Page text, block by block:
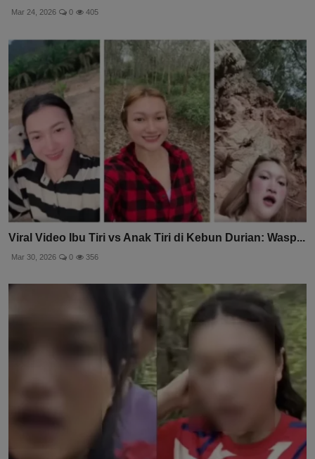
Mar 24, 2026 0 405
Viral Video Ibu Tiri vs Anak Tiri di Kebun Durian: Wasp...
Mar 30, 2026 0 356